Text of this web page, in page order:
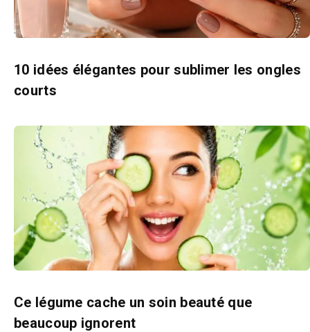
10 idées élégantes pour sublimer les ongles
courts
Ce légume cache un soin beauté que
beaucoup ignorent